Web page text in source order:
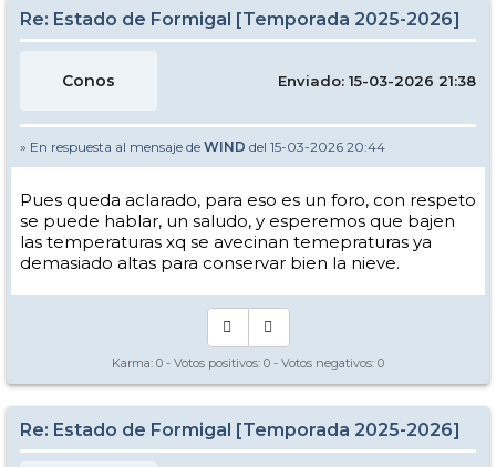
Re: Estado de Formigal [Temporada 2025-2026]
Conos Enviado: 15-03-2026 21:38
» En respuesta al mensaje de WIND del 15-03-2026 20:44
Pues queda aclarado, para eso es un foro, con respeto
se puede hablar, un saludo, y esperemos que bajen
las temperaturas xq se avecinan temepraturas ya
demasiado altas para conservar bien la nieve.
Karma: 0 - Votos positivos: 0 - Votos negativos: 0
Re: Estado de Formigal [Temporada 2025-2026]